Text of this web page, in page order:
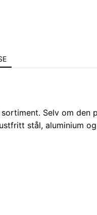
Selv om den
stål, aluminium